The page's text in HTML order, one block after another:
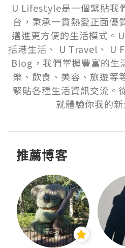
U Lifestyle是一個緊貼我
台，秉承一貫熱愛正面優
邁進更方便的生活模式。
括港生活、 U Travel、 U
Blog，我們掌握豐富的生
樂、飲食、美容、旅遊等
緊貼各種生活資訊交流。
就體驗你我的新
推薦博客